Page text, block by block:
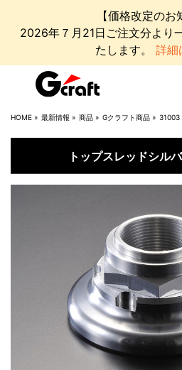
【価格改定のお
2026年７月21日ご注文分より
たします。 詳細
HOME » 最新情報 » 商品 » Gクラフト商品 » 31003
トップスレッドシル